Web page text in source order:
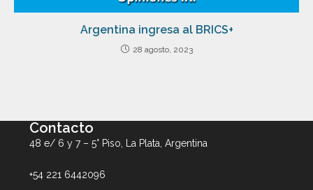
Argentina ingresa al BRICS+
28 agosto, 2023
Contacto
48 e/ 6 y 7 – 5° Piso, La Plata, Argentina
+54 221 6442096